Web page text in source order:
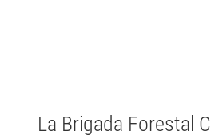
La Brigada Forestal